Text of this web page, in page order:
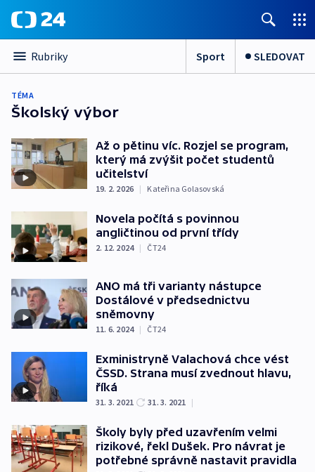
Rubriky Sport SLEDOVAT
TÉMA
Školský výbor
Až o pětinu víc. Rozjel se program,
který má zvýšit počet studentů
učitelství
19. 2. 2026 | Kateřina Golasovská
Novela počítá s povinnou
angličtinou od první třídy
2. 12. 2024 | ČT24
ANO má tři varianty nástupce
Dostálové v předsednictvu
sněmovny
11. 6. 2024 | ČT24
Exministryně Valachová chce vést
ČSSD. Strana musí zvednout hlavu,
říká
31. 3. 2021 31. 3. 2021 |
Školy byly před uzavřením velmi
rizikové, řekl Dušek. Pro návrat je
potřebné správně nastavit pravidla